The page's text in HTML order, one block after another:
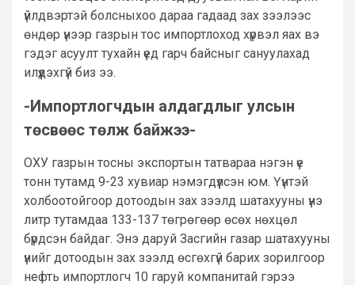
үйлдвэртэй болсныхоо дараа гадаад зах зээлээс
өндөр үнээр газрын тос импортлоход хүрвэл яах вэ
гэдэг асуулт тухайн үед гарч байсныг сануулахад
илүүдэхгүй биз ээ.
-Импортлогчдын алдагдлыг улсын
төсвөөс төлж байжээ-
ОХУ газрын тосны экспортын татвараа нэгэн үе
тонн тутамд 9-23 хувиар нэмэгдүүлсэн юм. Үүнтэй
холбоотойгоор дотоодын зах зээлд шатахууны үнэ
литр тутамдаа 133-137 төгрөгөөр өсөх нөхцөл
бүрдсэн байдаг. Энэ даруй Засгийн газар шатахууны
үнийг дотоодын зах зээлд өсгөхгүй барих зорилгоор
нефть импортлогч 10 гаруй компанитай гэрээ